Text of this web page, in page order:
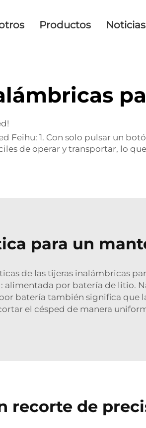
Productos Noticias
Feihu: 1. Con solo pulsar un
de operar y transportar, lo
para un
de las tijeras inalámbricas
por batería de litio.
batería también significa que
el césped de manera
recorte de